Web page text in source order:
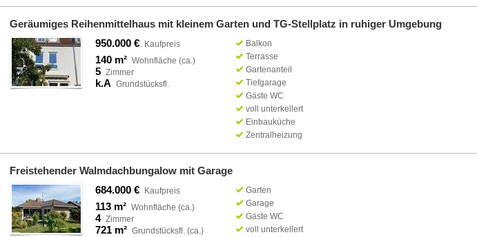
Geräumiges Reihenmittelhaus mit kleinem Garten und TG-Stellplatz in ruhiger Umgebung
950.000 €
Kaufpreis
140 m² Wohnfläche (ca.)
5 Zimmer
k.A Grundstücksfl.
Balkon
Terrasse
Gartenanteil
Tiefgarage
Gäste WC
voll unterkellert
Einbauküche
Zentralheizung
Freistehender Walmdachbungalow mit Garage
684.000 €
Kaufpreis
113 m² Wohnfläche (ca.)
4 Zimmer
721 m² Grundstücksfl. (ca.)
Garten
Garage
Gäste WC
voll unterkellert